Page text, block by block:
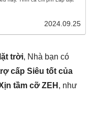
2024.09.25
trời, Nhà bạn có
cấp Siêu tốt của
tầm cỡ ZEH , như